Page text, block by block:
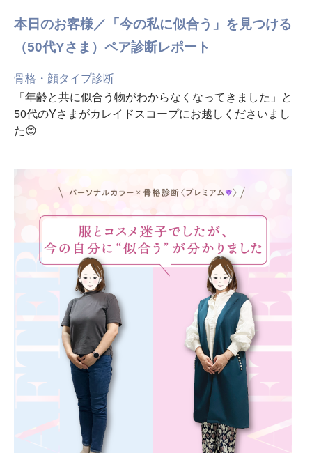
本日のお客様／「今の私に似合う」を見つける
（50代Yさま）ペア診断レポート
骨格・顔タイプ診断
「年齢と共に似合う物がわからなくなってきました」と
50代のYさまがカレイドスコープにお越しくださいまし
た😊